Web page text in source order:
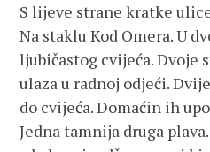
S lijeve strane kratke
Na staklu Kod Omera. U
ljubičastog cvijeća. Dvoje
ulaza u radnoj odjeći.
do cvijeća. Domaćin ih
Jedna tamnija druga